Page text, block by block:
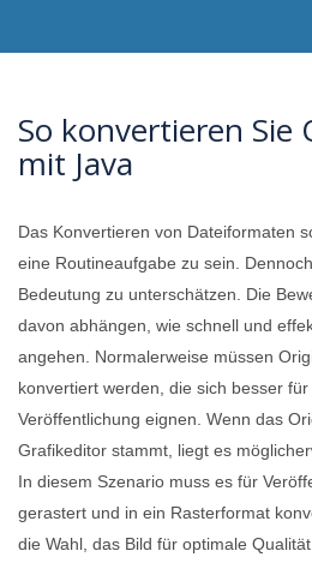
So konvertieren Sie
mit Java
Das Konvertieren von Dateiformaten
eine Routineaufgabe zu sein.
Bedeutung zu unterschätzen. Die
davon abhängen, wie schnell und
angehen. Normalerweise müssen
konvertiert werden, die sich besser
Veröffentlichung eignen. Wenn das
Grafikeditor stammt, liegt es
In diesem Szenario muss es für
gerastert und in ein Rasterformat
die Wahl, das Bild für optimale